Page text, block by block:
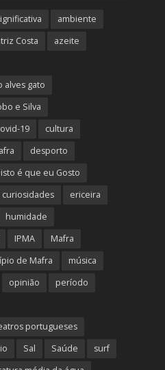
ambiente
Costa
azeite
alves gato
e Silva
19
cultura
desporto
é que eu Gosto
ericeira
humidade
IPMA
Mafra
de Mafra
música
opinião
período
portugueses
Sal Saúde
surf